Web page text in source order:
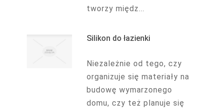
tworzy międz...
Silikon do łazienki
Niezależnie od tego, czy
organizuje się materiały na
budowę wymarzonego
domu, czy też planuje się